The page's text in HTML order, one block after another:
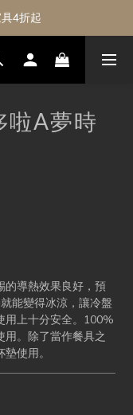
4折起
啦A夢時
的導熱效果良好，預
能變得冰涼，讓冷盤
用上十分安全。100%
。除了當作餐具之
使用。